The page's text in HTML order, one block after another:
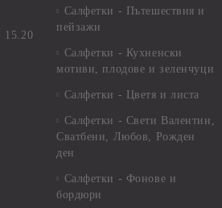
15.20
Салфетки - Пътешествия и
пейзажи
Салфетки - Кухненски
мотиви, плодове и зеленчуци
Салфетки - Цветя и листа
Салфетки - Свети Валентин,
Сватбени, Любов, Рожден
ден
Салфетки - Фонове и
бордюри